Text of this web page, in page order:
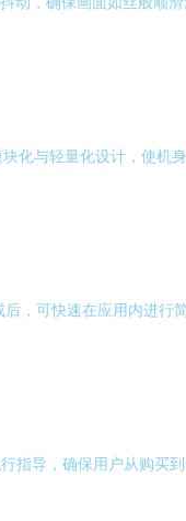
化与轻量化设计，使机
，可快速在应用内进行
指导，确保用户从购买